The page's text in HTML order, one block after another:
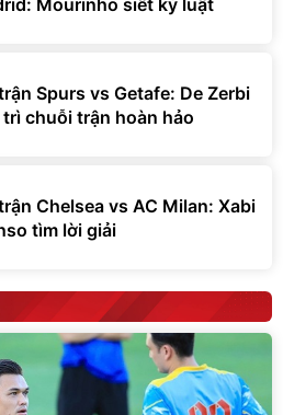
Spurs vs Getafe: De Zerbi
chuỗi trận hoàn hảo
Chelsea vs AC Milan: Xabi
tìm lời giải